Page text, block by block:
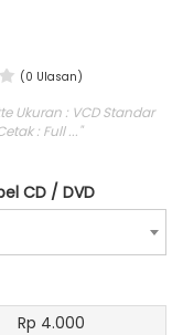
(0 Ulasan)
Ukuran : VCD Standar
: Full ..."
CD / DVD
Rp 4.000